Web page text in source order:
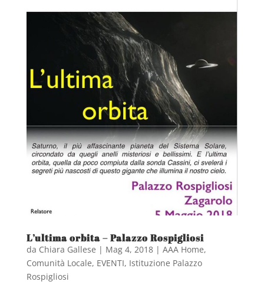
L’ultima orbita – Palazzo Rospigliosi
da Chiara Gallese | Mag 4, 2018| AAA Home,
Comunità Locale, EVENTI, Istituzione Palazzo
Rospigliosi